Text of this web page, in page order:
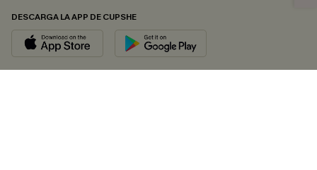
DESCARGA LA APP DE CUPSHE